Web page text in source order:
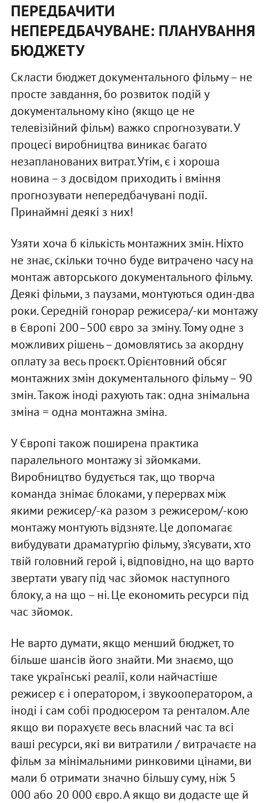
ПЕРЕДБАЧИТИ
НЕПЕРЕДБАЧУВАНЕ: ПЛАНУВАННЯ
БЮДЖЕТУ
Скласти бюджет документального фільму – не
просте завдання, бо розвиток подій у
документальному кіно (якщо це не
телевізійний фільм) важко спрогнозувати. У
процесі виробництва виникає багато
незапланованих витрат. Утім, є і хороша
новина – з досвідом приходить і вміння
прогнозувати непередбачувані події.
Принаймні деякі з них!
Узяти хоча б кількість монтажних змін. Ніхто
не знає, скільки точно буде витрачено часу на
монтаж авторського документального фільму.
Деякі фільми, з паузами, монтуються один-два
роки. Середній гонорар режисера/-ки монтажу
в Європі 200–500 євро за зміну. Тому одне з
можливих рішень – домовлятись за акордну
оплату за весь проєкт. Орієнтовний обсяг
монтажних змін документального фільму – 90
змін. Також іноді рахують так: одна знімальна
зміна = одна монтажна зміна.
У Європі також поширена практика
паралельного монтажу зі зйомками.
Виробництво будується так, що творча
команда знімає блоками, у перервах між
якими режисер/-ка разом з режисером/-кою
монтажу монтують відзняте. Це допомагає
вибудувати драматургію фільму, з’ясувати, хто
твій головний герой і, відповідно, на що варто
звертати увагу під час зйомок наступного
блоку, а на що – ні. Це економить ресурси під
час зйомок.
Не варто думати, якщо менший бюджет, то
більше шансів його знайти. Ми знаємо, що
таке українські реалії, коли найчастіше
режисер є і оператором, і звукооператором, а
іноді і сам собі продюсером та ренталом. Але
якщо ви порахуєте весь власний час та всі
ваші ресурси, які ви витратили / витрачаєте на
фільм за мінімальними ринковими цінами, ви
мали б отримати значно більшу суму, ніж 5
000 або 20 000 євро. А якщо ви додасте ще й